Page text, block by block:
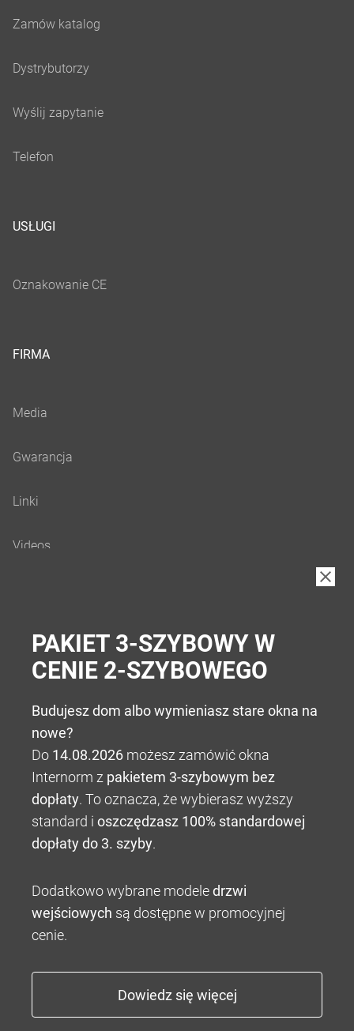
USŁUGI
FIRMA
PAKIET 3-SZYBOWY W
CENIE 2-SZYBOWEGO
Budujesz dom albo wymieniasz stare okna na
nowe?
Do 14.08.2026 możesz zamówić okna
Internorm z pakietem 3-szybowym bez
dopłaty. To oznacza, że wybierasz wyższy
standard i oszczędzasz 100% standardowej
dopłaty do 3. szyby.
Dodatkowo wybrane modeledrzwi
wejściowych są dostępne w promocyjnej
cenie.